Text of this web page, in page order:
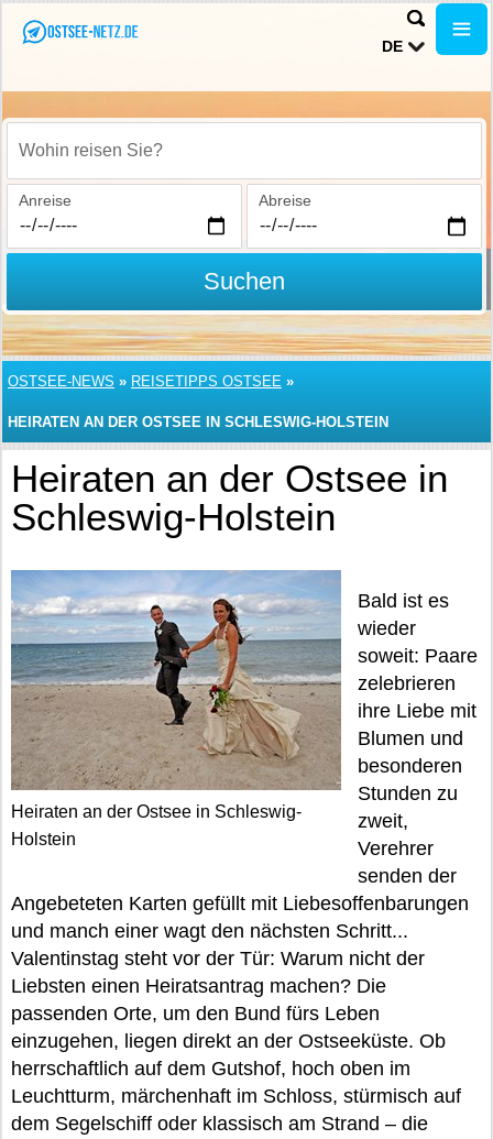
DE
Wohin reisen Sie?
Anreise Abreise
Suchen
OSTSEE-NEWS » REISETIPPS OSTSEE »
HEIRATEN AN DER OSTSEE IN SCHLESWIG-HOLSTEIN
Heiraten an der Ostsee in
Schleswig-Holstein
Heiraten an der Ostsee in Schleswig-
Holstein
Bald ist es
wieder
soweit: Paare
zelebrieren
ihre Liebe mit
Blumen und
besonderen
Stunden zu
zweit,
Verehrer
senden der
Angebeteten Karten gefüllt mit Liebesoffenbarungen
und manch einer wagt den nächsten Schritt...
Valentinstag steht vor der Tür: Warum nicht der
Liebsten einen Heiratsantrag machen? Die
passenden Orte, um den Bund fürs Leben
einzugehen, liegen direkt an der Ostseeküste. Ob
herrschaftlich auf dem Gutshof, hoch oben im
Leuchtturm, märchenhaft im Schloss, stürmisch auf
dem Segelschiff oder klassisch am Strand – die